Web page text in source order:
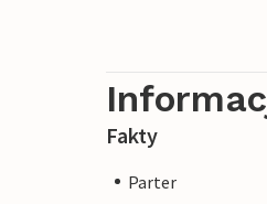
Fakty
Parter